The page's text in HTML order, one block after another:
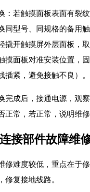
：若触摸面板表面有裂
同型号、同规格的备用
撬开触摸屏外层面板，
摸面板对准安装位置，
插紧，避免接触不良）。
完成后，接通电源，观
正常，若正常，说明维修
接部件故障维
修难度较低，重点在于
修复接地线路。